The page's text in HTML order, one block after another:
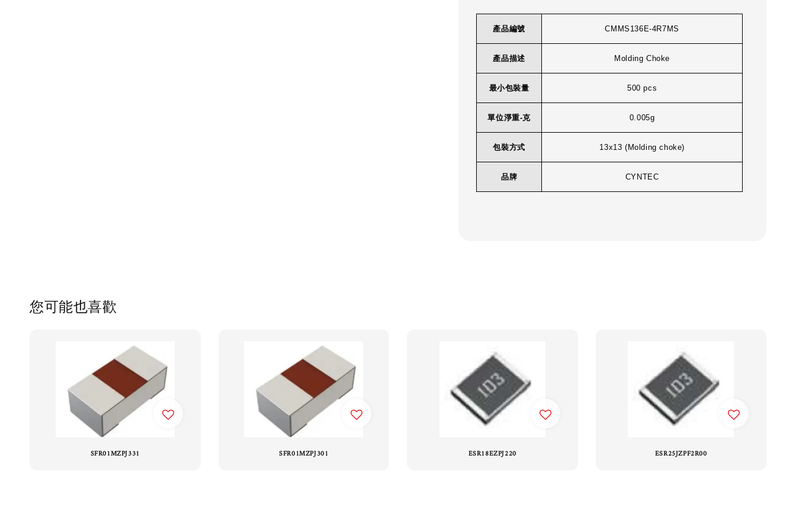
產品編號 CMMS136E-4R7MS
產品描述 Molding Choke
最小包裝量 500 pcs
單位淨重-克 0.005g
包裝方式 13x13 (Molding choke)
品牌 CYNTEC
您可能也喜歡
SFR01MZPJ331 SFR01MZPJ301 ESR18EZPJ220 ESR25JZPF2R00